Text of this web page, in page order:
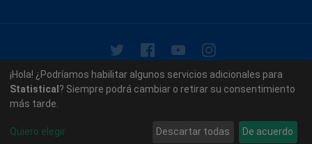
© 2026 - Memoria Histórica del Senado de la República
Dominicana. Todos los derechos reservados.
¡Hola! ¿Podríamos habilitar algunos servicios adicionales para
Statistical ? Siempre podrá cambiar o retirar su consentimiento
más tarde.
Quiero elegir Descartar todas De acuerdo